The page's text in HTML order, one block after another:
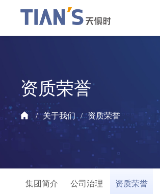
资质荣誉
关于我们 资质荣誉
集团简介 公司治理 资质荣誉